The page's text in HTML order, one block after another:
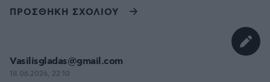
ΠΡΟΣΘΗΚΗ ΣΧΟΛΙΟΥ
Vasilisgladas@gmail.com
18.06.2026, 22:10